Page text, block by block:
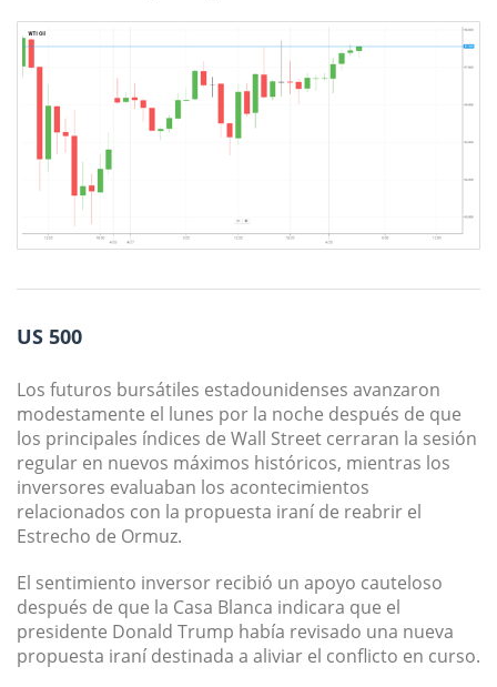
US 500
Los futuros bursátiles estadounidenses avanzaron
modestamente el lunes por la noche después de que
los principales índices de Wall Street cerraran la sesión
regular en nuevos máximos históricos, mientras los
inversores evaluaban los acontecimientos
relacionados con la propuesta iraní de reabrir el
Estrecho de Ormuz.
El sentimiento inversor recibió un apoyo cauteloso
después de que la Casa Blanca indicara que el
presidente Donald Trump había revisado una nueva
propuesta iraní destinada a aliviar el conflicto en curso.